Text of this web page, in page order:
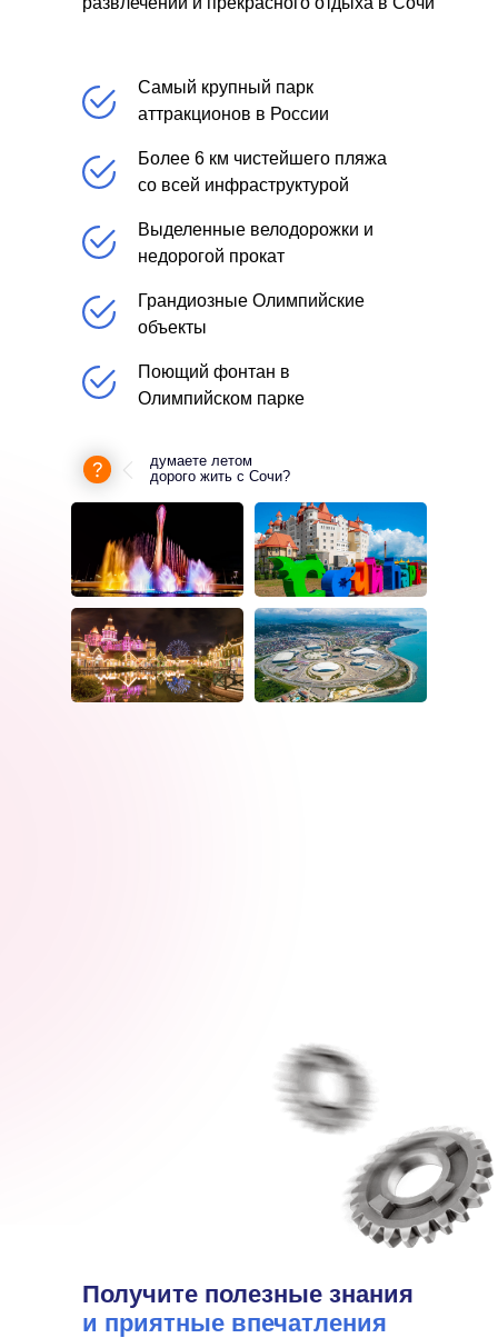
Самый крупный парк
аттракционов в России
Более 6 км чистейшего пляжа
со всей инфраструктурой
Выделенные велодорожки и
недорогой прокат
Грандиозные Олимпийские
объекты
Поющий фонтан в
Олимпийском парке
думаете летом
дорого жить с Сочи?
Получите полезные знания
и приятные впечатления